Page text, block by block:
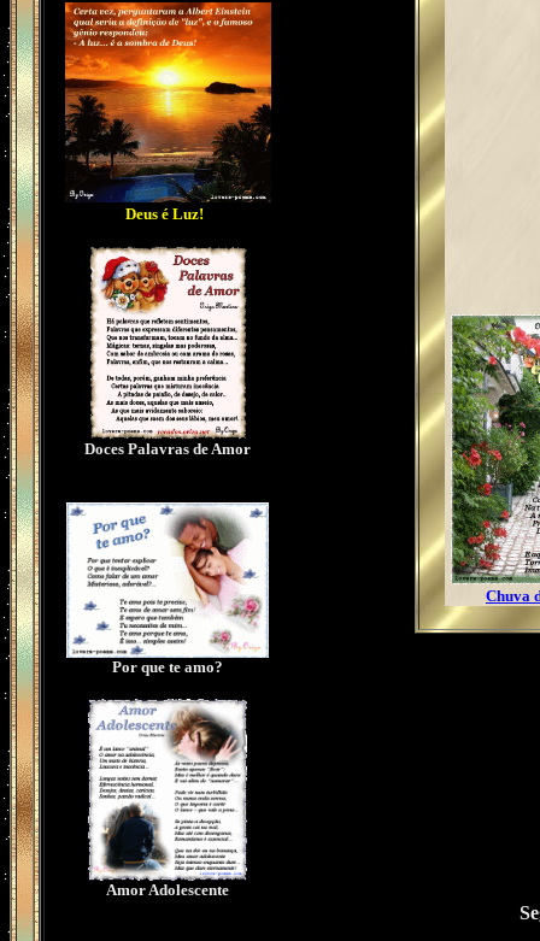
Deus é Luz!
Doces Palavras de Amor
Por que te amo?
Amor Adolescente
Chuva